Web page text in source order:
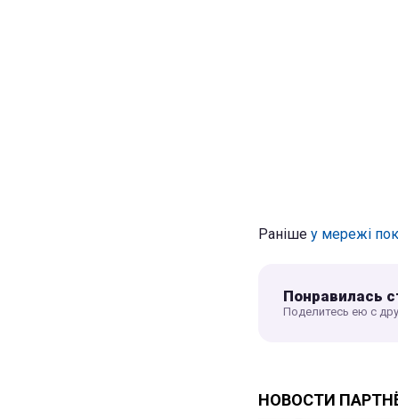
Раніше у мережі
Понравилась
Поделитесь ею с